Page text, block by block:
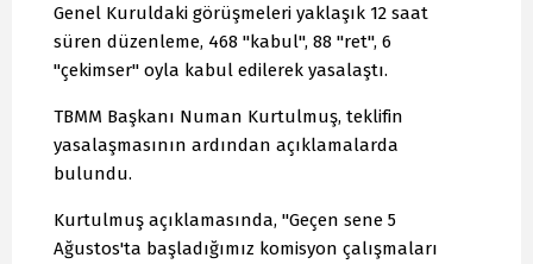
Genel Kuruldaki görüşmeleri yaklaşık 12 saat
süren düzenleme, 468 "kabul", 88 "ret", 6
"çekimser" oyla kabul edilerek yasalaştı.
TBMM Başkanı Numan Kurtulmuş, teklifin
yasalaşmasının ardından açıklamalarda
bulundu.
Kurtulmuş açıklamasında, "Geçen sene 5
Ağustos'ta başladığımız komisyon çalışmaları